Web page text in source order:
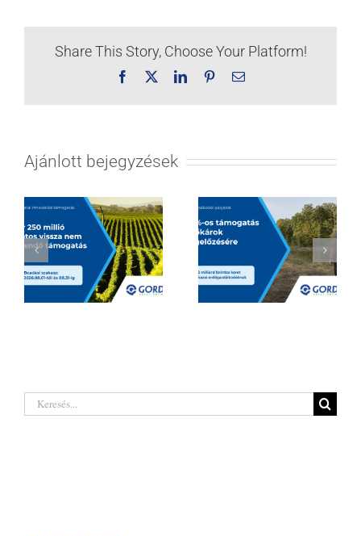
Share This Story, Choose Your Platform!
Facebook LinkedInPinterestEmail:
Ajánlott bejegyzések
| Akár 250 millió
forintig
pályázat a hazai
termelőknek
Keresés...